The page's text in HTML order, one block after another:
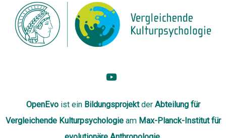
OpenEvo ist ein Bildungsprojekt der Abteilung für
Vergleichende Kulturpsychologieam Max-Planck-Institut für